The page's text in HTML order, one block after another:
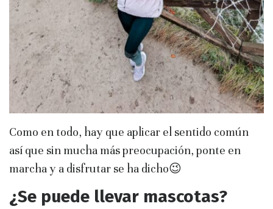
Como en todo, hay que aplicar el sentido común
así que sin mucha más preocupación, ponte en
marcha y a disfrutar se ha dicho😉
¿Se puede llevar mascotas?